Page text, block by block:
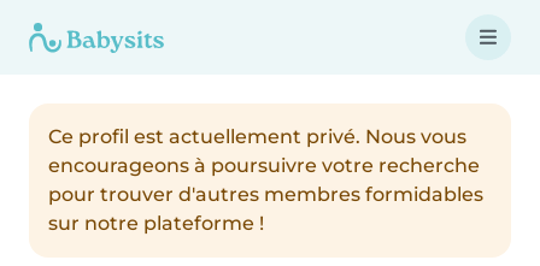
Ce profil est actuellement privé. Nous vous
encourageons à poursuivre votre recherche
pour trouver d'autres membres formidables
sur notre plateforme !